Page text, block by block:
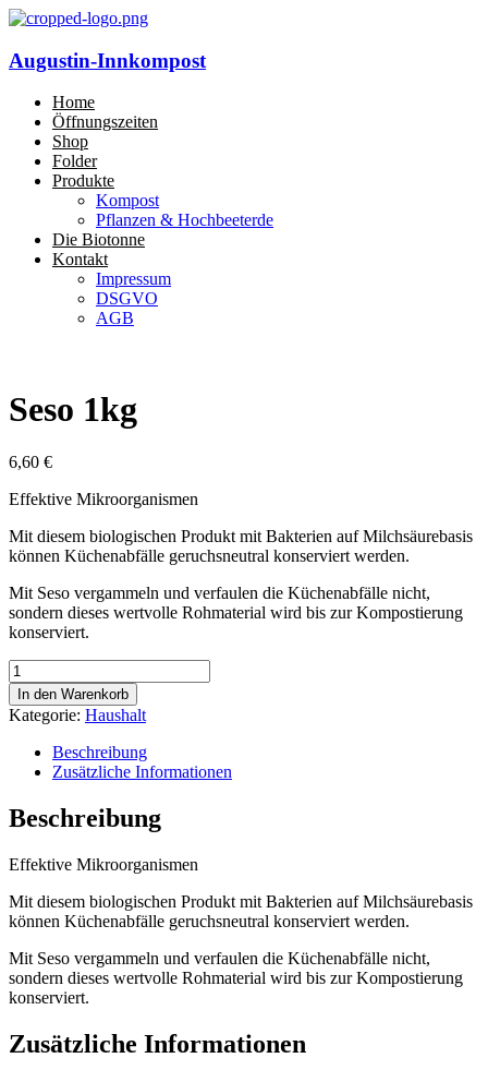
Augustin-Innkompost
Home
Öffnungszeiten
Shop
Folder
Produkte
Kompost
Pflanzen & Hochbeeterde
Die Biotonne
Kontakt
Impressum
DSGVO
AGB
Seso 1kg
6,60 €
Effektive Mikroorganismen
Mit diesem biologischen Produkt mit Bakterien auf Milchsäurebasis
können Küchenabfälle geruchsneutral konserviert werden.
Mit Seso vergammeln und verfaulen die Küchenabfälle nicht,
sondern dieses wertvolle Rohmaterial wird bis zur Kompostierung
konserviert.
Seso
1kg
Menge
In den Warenkorb
Kategorie: Haushalt
Beschreibung
Zusätzliche Informationen
Beschreibung
Effektive Mikroorganismen
Mit diesem biologischen Produkt mit Bakterien auf Milchsäurebasis
können Küchenabfälle geruchsneutral konserviert werden.
Mit Seso vergammeln und verfaulen die Küchenabfälle nicht,
sondern dieses wertvolle Rohmaterial wird bis zur Kompostierung
konserviert.
Zusätzliche Informationen